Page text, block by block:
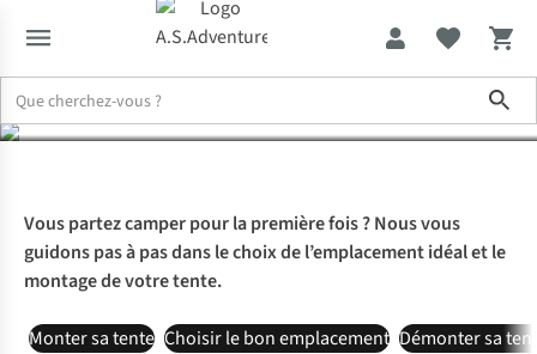
votre tente
Vous partez camper pour la première fois ? Nous vous
guidons pas à pas dans le choix de l’emplacement idéal et le
montage de votre tente.
Monter sa tente Choisir le bon emplacement Démonter sa